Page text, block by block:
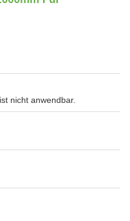
nicht anwendbar.